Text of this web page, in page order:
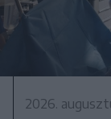
2026.